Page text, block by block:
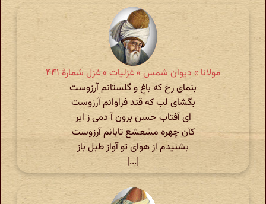
مولانا » دیوان شمس » غزلیات » غزل شمارهٔ ۴۴۱
بنمای رخ که باغ و گلستانم آرزوست
بگشای لب که قند فراوانم آرزوست
ای آفتاب حسن برون آ دمی ز ابر
کآن چهره مشعشع تابانم آرزوست
بشنیدم از هوای تو آواز طبل باز
[...]